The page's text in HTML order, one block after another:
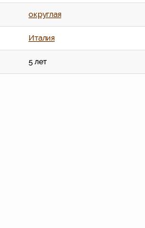
округлая
Италия
5 лет